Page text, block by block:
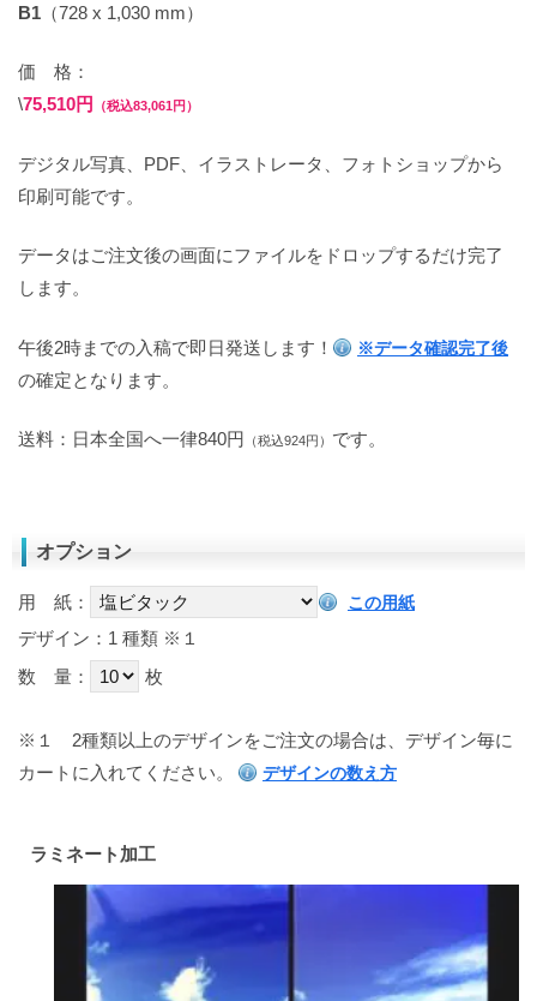
B1 （728 x 1,030 mm）
価 格：
\75,510円 （税込83,061円）
デジタル写真、PDF、イラストレータ、フォトショップから
印刷可能です。
データはご注文後の画面にファイルをドロップするだけ完了
します。
午後2時までの入稿で即日発送します！ ※データ確認完了後
の確定となります。
送料：日本全国へ一律840円 （税込924円） です。
オプション
用 紙： この用紙
デザイン：1 種類 ※１
数 量：
枚
※１
2種類以上のデザインをご注文の場合は、デザイン毎に
カートに入れてください。
デザインの数え方
ラミネート加工